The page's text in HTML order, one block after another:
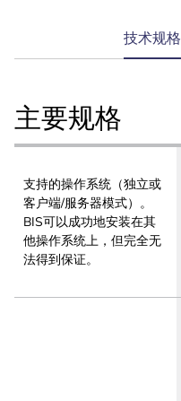
current
tab:
技术规格
主要规格
支持的操作系统（独立或
客户端/服务器模式）。
BIS可以成功地安装在其
他操作系统上，但完全无
法得到保证。